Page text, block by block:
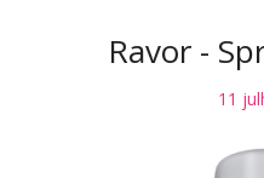
Ravor -
11